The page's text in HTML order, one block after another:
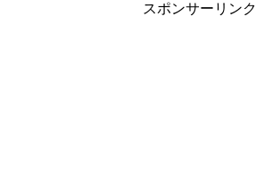
スポンサーリンク